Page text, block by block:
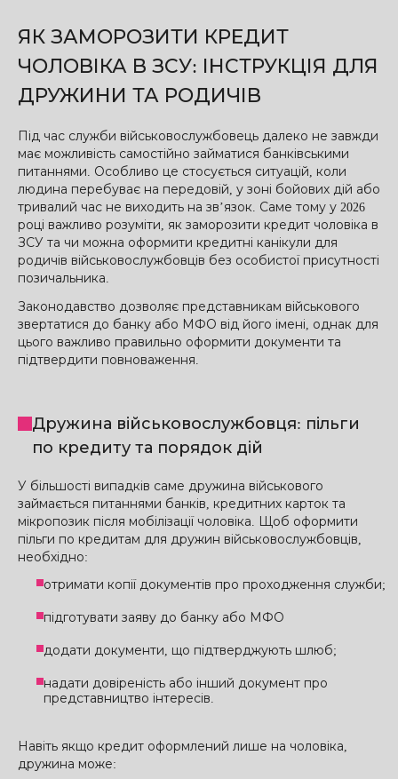
ЯК ЗАМОРОЗИТИ КРЕДИТ
ЧОЛОВІКА В ЗСУ: ІНСТРУКЦІЯ ДЛЯ
ДРУЖИНИ ТА РОДИЧІВ
Під час служби військовослужбовець далеко не завжди
має можливість самостійно займатися банківськими
питаннями. Особливо це стосується ситуацій, коли
людина перебуває на передовій, у зоні бойових дій або
тривалий час не виходить на зв’язок. Саме тому у 2026
році важливо розуміти, як заморозити кредит чоловіка в
ЗСУ та чи можна оформити кредитні канікули для
родичів військовослужбовців без особистої присутності
позичальника.
Законодавство дозволяє представникам військового
звертатися до банку або МФО від його імені, однак для
цього важливо правильно оформити документи та
підтвердити повноваження.
Дружина військовослужбовця: пільги
по кредиту та порядок дій
У більшості випадків саме дружина військового
займається питаннями банків, кредитних карток та
мікропозик після мобілізації чоловіка. Щоб оформити
пільги по кредитам для дружин військовослужбовців,
необхідно:
отримати копії документів про проходження служби;
підготувати заяву до банку або МФО
додати документи, що підтверджують шлюб;
надати довіреність або інший документ про
представництво інтересів.
Навіть якщо кредит оформлений лише на чоловіка,
дружина може: